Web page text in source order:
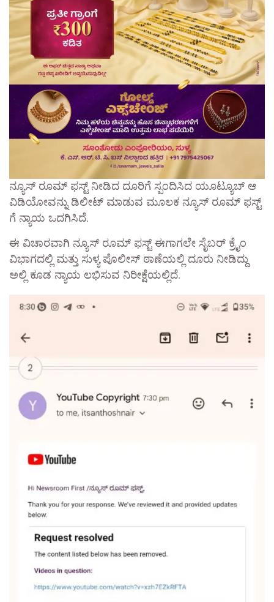
ನ್ಯೂಸ್ ರೂಮ್ ಫಸ್ಟ್ ನೀಡಿದ ದೂರಿಗೆ ಸ್ಪಂದಿಸಿದ ಯೂಟ್ಯೂಬ್ ಆ
ವಿಡಿಯೋವನ್ನು ಡಿಲೀಟ್ ಮಾಡುವ ಮೂಲಕ ನ್ಯೂಸ್ ರೂಮ್ ಫಸ್ಟ್
ಗೆ ನ್ಯಾಯ ಒದಗಿಸಿದೆ.
ಈ ವಿಚಾರವಾಗಿ ನ್ಯೂಸ್ ರೂಮ್ ಫಸ್ಟ್ ಈಗಾಗಲೇ ಸೈಬರ್ ಕ್ರೈಂ
ವಿಭಾಗದಲ್ಲಿ ಮತ್ತು ಸುಳ್ಯ ಪೊಲೀಸ್ ಠಾಣೆಯಲ್ಲಿ ದೂರು ನೀಡಿದ್ದು
ಅಲ್ಲಿ ಕೂಡ ನ್ಯಾಯ ಲಭಿಸುವ ನಿರೀಕ್ಷೆಯಲ್ಲಿದೆ.